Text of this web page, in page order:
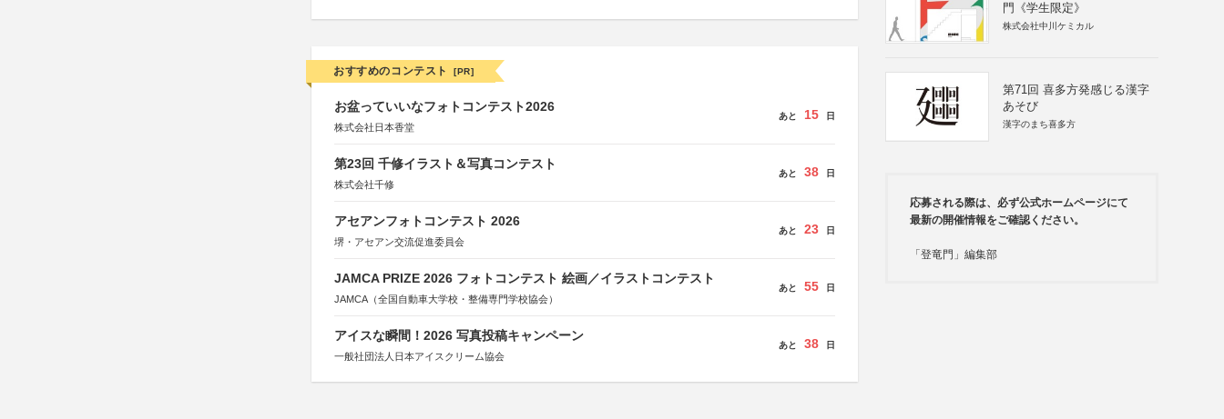
おすすめのコンテスト [PR]
お盆っていいなフォトコンテスト2026
株式会社日本香堂
あと 15 日
第23回 千修イラスト＆写真コンテスト
株式会社千修
あと 38 日
アセアンフォトコンテスト 2026
堺・アセアン交流促進委員会
あと 23 日
JAMCA PRIZE 2026 フォトコンテスト 絵画／イラストコンテスト
JAMCA（全国自動車大学校・整備専門学校協会）
あと 55 日
アイスな瞬間！2026 写真投稿キャンペーン
一般社団法人日本アイスクリーム協会
あと 38 日
門《学生限定》
株式会社中川ケミカル
第71回 喜多方発感じる漢字
あそび
漢字のまち喜多方
応募される際は、必ず公式ホームページにて
最新の開催情報をご確認ください。
「登竜門」編集部